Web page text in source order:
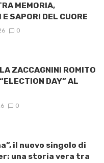
MEMORIA,
E SAPORI DEL CUORE
0
ZACCAGNINI ROMITO
DAY” AL
0
il nuovo singolo di
una storia vera tra